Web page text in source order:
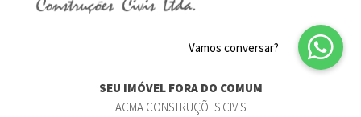
SEU IMÓVEL FORA DO COMUM
ACMA CONSTRUÇÕES CIVIS